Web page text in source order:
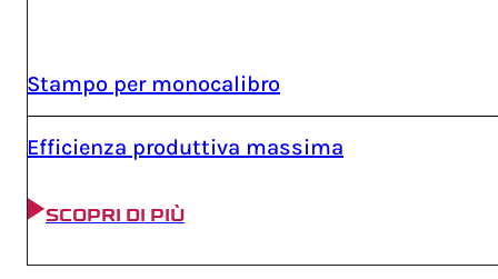
Stampo per monocalibro
Efficienza produttiva massima
SCOPRI DI PIÙ